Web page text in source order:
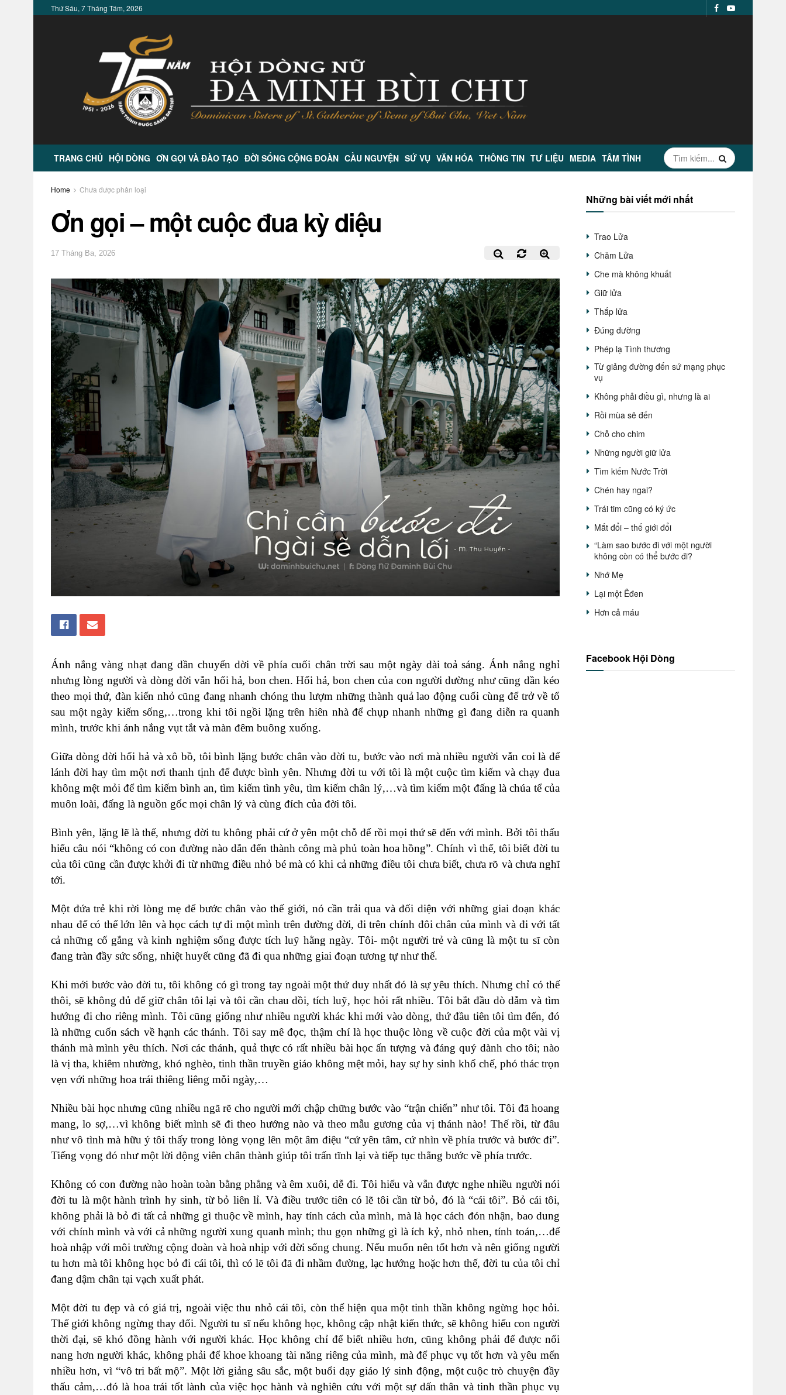
Thứ Sáu, 7 Tháng Tám, 2026
TRANG CHỦ HỘI DÒNG ƠN GỌI VÀ ĐÀO TẠO ĐỜI SỐNG CỘNG ĐOÀN CẦU NGUYỆN SỨ VỤ VĂN HÓA THÔNG TIN TƯ LIỆU MEDIA TÂM TÌNH
Home Chưa được phân loại
Ơn gọi – một cuộc đua kỳ diệu
17 Tháng Ba, 2026
Ánh nắng vàng nhạt đang dần chuyển dời về phía cuối chân trời sau một ngày dài toả sáng. Ánh nắng nghỉ
nhưng lòng người và dòng đời vẫn hối hả, bon chen. Hối hả, bon chen của con người dường như cũng dần kéo
theo mọi thứ, đàn kiến nhỏ cũng đang nhanh chóng thu lượm những thành quả lao động cuối cùng để trở về tổ
sau một ngày kiếm sống,…trong khi tôi ngồi lặng trên hiên nhà để chụp nhanh những gì đang diễn ra quanh
mình, trước khi ánh nắng vụt tắt và màn đêm buông xuống.
Giữa dòng đời hối hả và xô bồ, tôi bình lặng bước chân vào đời tu, bước vào nơi mà nhiều người vẫn coi là để
lánh đời hay tìm một nơi thanh tịnh để được bình yên. Nhưng đời tu với tôi là một cuộc tìm kiếm và chạy đua
không mệt mỏi để tìm kiếm bình an, tìm kiếm tình yêu, tìm kiếm chân lý,…và tìm kiếm một đấng là chúa tể của
muôn loài, đấng là nguồn gốc mọi chân lý và cùng đích của đời tôi.
Bình yên, lặng lẽ là thế, nhưng đời tu không phải cứ ở yên một chỗ để rồi mọi thứ sẽ đến với mình. Bởi tôi thấu
hiểu câu nói “không có con đường nào dẫn đến thành công mà phủ toàn hoa hồng”. Chính vì thế, tôi biết đời tu
của tôi cũng cần được khởi đi từ những điều nhỏ bé mà có khi cả những điều tôi chưa biết, chưa rõ và chưa nghĩ
tới.
Một đứa trẻ khi rời lòng mẹ để bước chân vào thế giới, nó cần trải qua và đối diện với những giai đoạn khác
nhau để có thể lớn lên và học cách tự đi một mình trên đường đời, đi trên chính đôi chân của mình và đi với tất
cả những cố gắng và kinh nghiệm sống được tích luỹ hằng ngày. Tôi- một người trẻ và cũng là một tu sĩ còn
đang tràn đầy sức sống, nhiệt huyết cũng đã đi qua những giai đoạn tương tự như thế.
Khi mới bước vào đời tu, tôi không có gì trong tay ngoài một thứ duy nhất đó là sự yêu thích. Nhưng chỉ có thế
thôi, sẽ không đủ để giữ chân tôi lại và tôi cần chau dồi, tích luỹ, học hỏi rất nhiều. Tôi bắt đầu dò dẫm và tìm
hướng đi cho riêng mình. Tôi cũng giống như nhiều người khác khi mới vào dòng, thứ đầu tiên tôi tìm đến, đó
là những cuốn sách về hạnh các thánh. Tôi say mê đọc, thậm chí là học thuộc lòng về cuộc đời của một vài vị
thánh mà mình yêu thích. Nơi các thánh, quả thực có rất nhiều bài học ấn tượng và đáng quý dành cho tôi; nào
là vị tha, khiêm nhường, khó nghèo, tinh thần truyền giáo không mệt mỏi, hay sự hy sinh khổ chế, phó thác trọn
vẹn với những hoa trái thiêng liêng mỗi ngày,…
Nhiều bài học nhưng cũng nhiều ngã rẽ cho người mới chập chững bước vào “trận chiến” như tôi. Tôi đã hoang
mang, lo sợ,…vì không biết mình sẽ đi theo hướng nào và theo mẫu gương của vị thánh nào! Thế rồi, từ đâu
như vô tình mà hữu ý tôi thấy trong lòng vọng lên một âm điệu “cứ yên tâm, cứ nhìn về phía trước và bước đi”.
Tiếng vọng đó như một lời động viên chân thành giúp tôi trấn tĩnh lại và tiếp tục thẳng bước về phía trước.
Không có con đường nào hoàn toàn bằng phẳng và êm xuôi, dễ đi. Tôi hiểu và vẫn được nghe nhiều người nói
đời tu là một hành trình hy sinh, từ bỏ liên lỉ. Và điều trước tiên có lẽ tôi cần từ bỏ, đó là “cái tôi”. Bỏ cái tôi,
không phải là bỏ đi tất cả những gì thuộc về mình, hay tính cách của mình, mà là học cách đón nhận, bao dung
với chính mình và với cả những người xung quanh mình; thu gọn những gì là ích kỷ, nhỏ nhen, tính toán,…để
hoà nhập với môi trường cộng đoàn và hoà nhịp với đời sống chung. Nếu muốn nên tốt hơn và nên giống người
tu hơn mà tôi không học bỏ đi cái tôi, thì có lẽ tôi đã đi nhầm đường, lạc hướng hoặc hơn thế, đời tu của tôi chỉ
đang dậm chân tại vạch xuất phát.
Một đời tu đẹp và có giá trị, ngoài việc thu nhỏ cái tôi, còn thể hiện qua một tinh thần không ngừng học hỏi.
Thế giới không ngừng thay đổi. Người tu sĩ nếu không học, không cập nhật kiến thức, sẽ không hiểu con người
thời đại, sẽ khó đồng hành với người khác. Học không chỉ để biết nhiều hơn, cũng không phải để được nổi
nang hơn người khác, không phải để khoe khoang tài năng riêng của mình, mà để phục vụ tốt hơn và yêu mến
nhiều hơn, vì “vô tri bất mộ”. Một lời giảng sâu sắc, một buổi dạy giáo lý sinh động, một cuộc trò chuyện đầy
thấu cảm,…đó là hoa trái tốt lành của việc học hành và nghiên cứu với một sự dấn thân và tinh thần phục vụ
Những bài viết mới nhất
Trao Lửa
Chăm Lửa
Che mà không khuất
Giữ lửa
Thắp lửa
Đúng đường
Phép lạ Tình thương
Từ giảng đường đến sứ mạng phục
vụ
Không phải điều gì, nhưng là ai
Rồi mùa sẽ đến
Chỗ cho chim
Những người giữ lửa
Tìm kiếm Nước Trời
Chén hay ngai?
Trái tim cũng có ký ức
Mắt đổi – thế giới đổi
“Làm sao bước đi với một người
không còn có thể bước đi?
Nhớ Mẹ
Lại một Êđen
Hơn cả máu
Facebook Hội Dòng